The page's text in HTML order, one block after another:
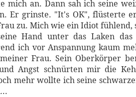
mich an. Dann sah ich seine
Er grinste. "It's OK", flüsterte
zu. Mich wie ein Idiot fühlend,
Hand unter das Laken das
ich vor Anspannung kaum
Frau. Sein Oberkörper
Angst schnürten mir die
mehr wollte ich seine